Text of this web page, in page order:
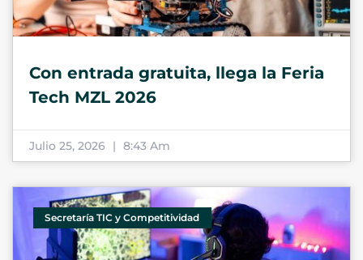
Con entrada gratuita, llega la Feria
Tech MZL 2026
Julio 25, 2026 8:43 Am
Secretaría TIC y Competitividad